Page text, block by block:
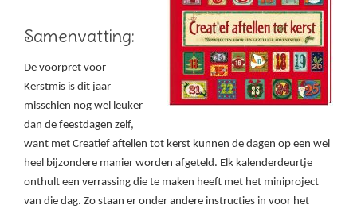
Samenvatting:
De voorpret voor
Kerstmis is dit jaar
misschien nog wel leuker
dan de feestdagen zelf,
want met Creatief aftellen tot kerst kunnen de dagen op een wel
heel bijzondere manier worden afgeteld. Elk kalenderdeurtje
onthult een verrassing die te maken heeft met het miniproject
van die dag. Zo staan er onder andere instructies in voor het